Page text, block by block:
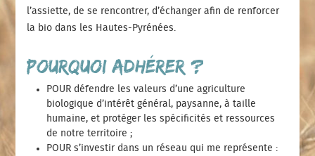
l’assiette, de se rencontrer, d’échanger afin de renforcer
la bio dans les Hautes-Pyrénées.
Pourquoi adhérer ?
POUR défendre les valeurs d’une agriculture
biologique d’intérêt général, paysanne, à taille
humaine, et protéger les spécificités et ressources
de notre territoire ;
POUR s’investir dans un réseau qui me représente :